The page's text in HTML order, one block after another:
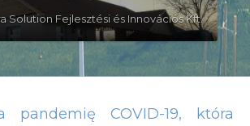
Solution Fejlesztési és Innovációs Kft.
COVID-19, która